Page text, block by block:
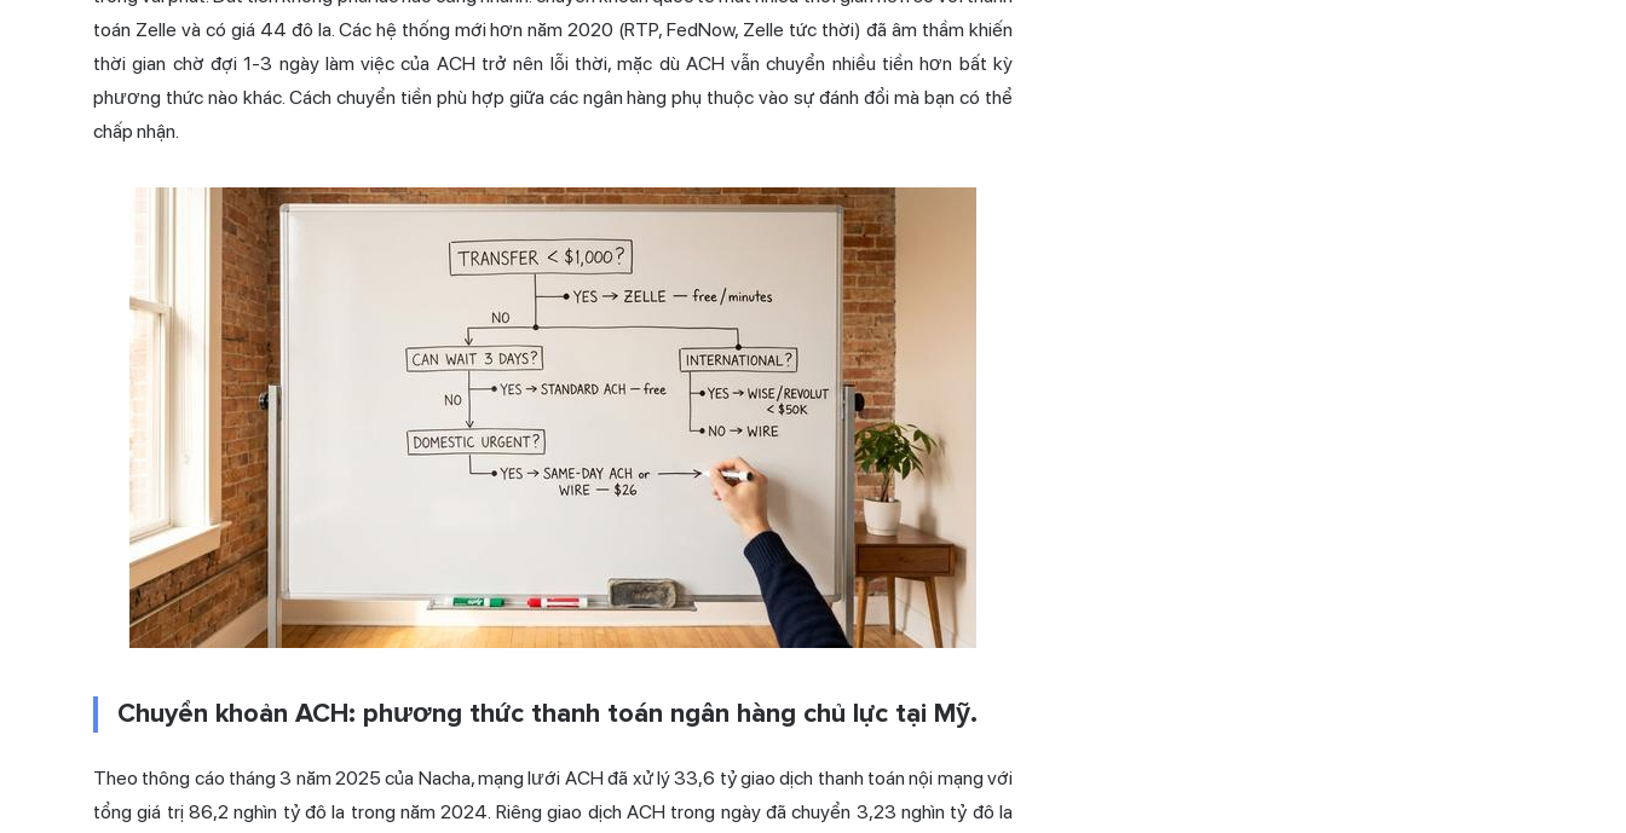
toán Zelle và có giá 44 đô la. Các hệ thống mới hơn năm 2020 (RTP, FedNow, Zelle tức thời) đã âm thầm khiến
thời gian chờ đợi 1-3 ngày làm việc của ACH trở nên lỗi thời, mặc dù ACH vẫn chuyển nhiều tiền hơn bất kỳ
phương thức nào khác. Cách chuyển tiền phù hợp giữa các ngân hàng phụ thuộc vào sự đánh đổi mà bạn có thể
chấp nhận.
Chuyển khoản ACH: phương thức thanh toán ngân hàng chủ lực tại Mỹ.
Theo thông cáo tháng 3 năm 2025 của Nacha, mạng lưới ACH đã xử lý 33,6 tỷ giao dịch thanh toán nội mạng với
tổng giá trị 86,2 nghìn tỷ đô la trong năm 2024. Riêng giao dịch ACH trong ngày đã chuyển 3,23 nghìn tỷ đô la